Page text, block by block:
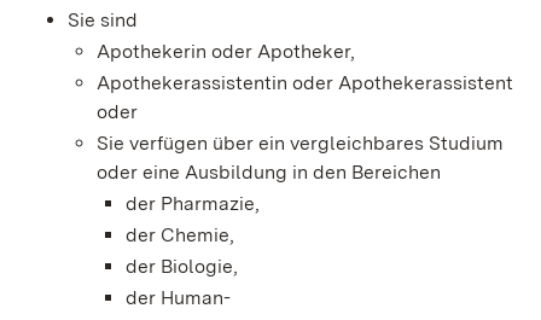
Sie sind
Apothekerin oder Apotheker,
Apothekerassistentin oder Apothekerassistent
oder
Sie verfügen über ein vergleichbares Studium
oder eine Ausbildung in den Bereichen
der Pharmazie,
der Chemie,
der Biologie,
der Human-